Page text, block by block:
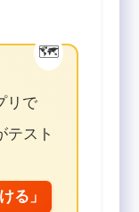
リで
テスト
る」